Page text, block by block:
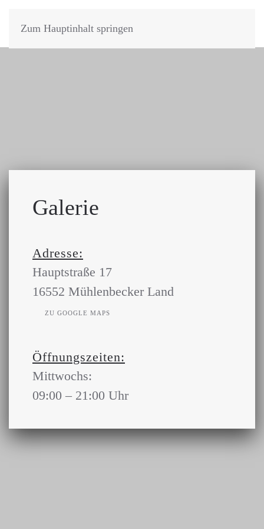
Zum Hauptinhalt springen
SPIEGELSCHRIFTKÜNSTLER
Galerie
Adresse:
Hauptstraße 17
16552 Mühlenbecker Land
ZU GOOGLE MAPS
Öffnungszeiten:
Mittwochs:
09:00 – 21:00 Uhr